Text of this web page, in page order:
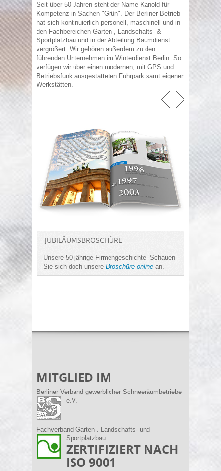
Seit über 50 Jahren steht der Name Kanold für
Kompetenz in Sachen "Grün". Der Berliner Betrieb
hat sich kontinuierlich personell, maschinell und in
den Fachbereichen Garten-, Landschafts- &
Sportplatzbau und in der Abteilung Baumdienst
vergrößert. Wir gehören außerdem zu den
führenden Unternehmen im Winterdienst Berlin. So
verfügen wir über einen modernen, mit GPS und
Betriebsfunk ausgestatteten Fuhrpark samt eigenen
Werkstätten.
JUBILÄUMSBROSCHÜRE
Unsere 50-jährige Firmengeschichte. Schauen
Sie sich doch unsere Broschüre online an.
MITGLIED IM
Berliner Verband gewerblicher Schneeräumbetriebe
e.V.
Fachverband Garten-, Landschafts- und
Sportplatzbau
ZERTIFIZIERT NACH
ISO 9001